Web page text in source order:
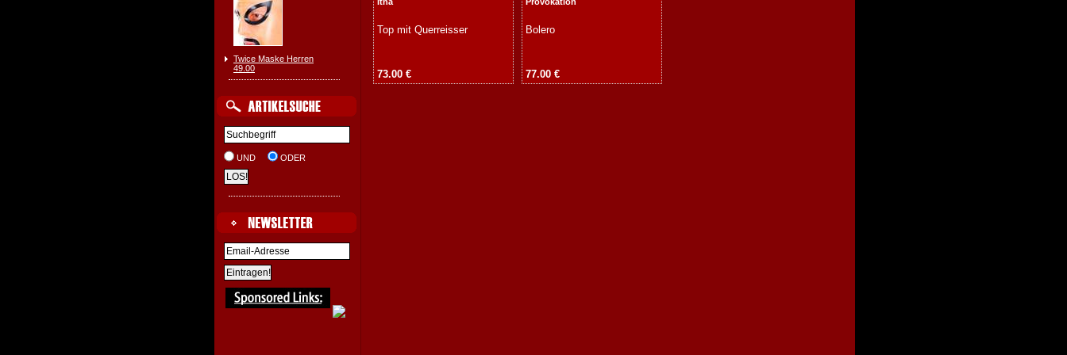
Twice Maske Herren
49.00
UND ODER
Top mit Querreisser
73.00 €
Bolero
77.00 €